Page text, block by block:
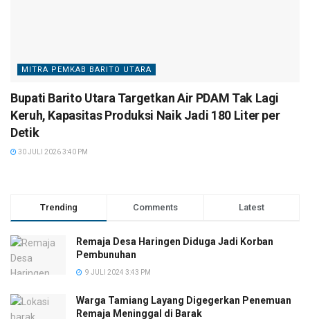
MITRA PEMKAB BARITO UTARA
Bupati Barito Utara Targetkan Air PDAM Tak Lagi
Keruh, Kapasitas Produksi Naik Jadi 180 Liter per
Detik
30 JULI 2026 3:40 PM
Trending Comments Latest
Remaja Desa Haringen Diduga Jadi Korban
Pembunuhan
9 JULI 2024 3:43 PM
Warga Tamiang Layang Digegerkan Penemuan
Remaja Meninggal di Barak